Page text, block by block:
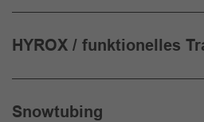
HYROX / funktionelles
Snowtubing